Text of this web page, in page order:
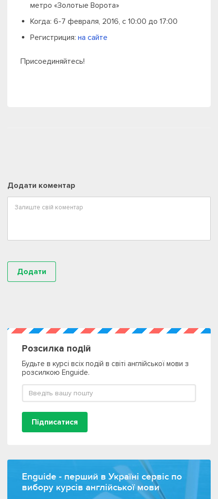
метро «Золотые Ворота»
Когда: 6-7 февраля, 2016, с 10:00 до 17:00
Регистриция: на сайте
Присоединяйтесь!
Додати коментар
Розсилка подій
Будьте в курсі всіх подій в світі англійської мови з
розсилкою Enguide.
Підписатися
Enguide - перший в Україні сервіс по
вибору курсів англійської мови